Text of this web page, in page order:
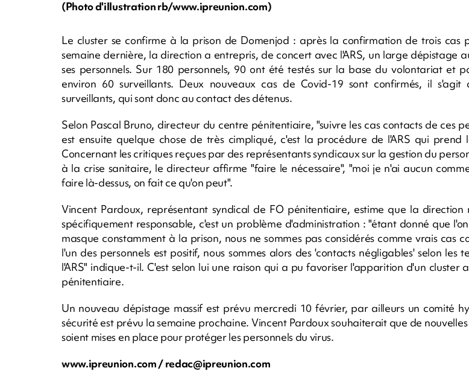
(Photo d'illustration rb/www.ipreunion.com)
Le cluster se confirme à la prison de Domenjod : après la confirmation de trois cas
semaine dernière, la direction a entrepris, de concert avec l'ARS, un large dépistage
ses personnels. Sur 180 personnels, 90 ont été testés sur la base du volontariat et
environ 60 surveillants. Deux nouveaux cas de Covid-19 sont confirmés, il s'agit
surveillants, qui sont donc au contact des détenus.
Selon Pascal Bruno, directeur du centre pénitentiaire, "suivre les cas contacts de ces
est ensuite quelque chose de très cimpliqué, c'est la procédure de l'ARS qui prend
Concernant les critiques reçues par des représentants syndicaux sur la gestion du
à la crise sanitaire, le directeur affirme "faire le nécessaire", "moi je n'ai aucun
faire là-dessus, on fait ce qu'on peut".
Vincent Pardoux, représentant syndical de FO pénitentiaire, estime que la direction
spécifiquement responsable, c'est un problème d'administration : "étant donné que
masque constamment à la prison, nous ne sommes pas considérés comme vrais cas
l'un des personnels est positif, nous sommes alors des 'contacts négligables' selon les
l'ARS" indique-t-il. C'est selon lui une raison qui a pu favoriser l'apparition d'un cluster
pénitentiaire.
Un nouveau dépistage massif est prévu mercredi 10 février, par ailleurs un comité
sécurité est prévu la semaine prochaine. Vincent Pardoux souhaiterait que de nouvelles
soient mises en place pour protéger les personnels du virus.
www.ipreunion.com /redac@ipreunion.com